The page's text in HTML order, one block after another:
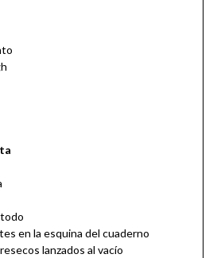
en la esquina del cuaderno
lanzados al vacío